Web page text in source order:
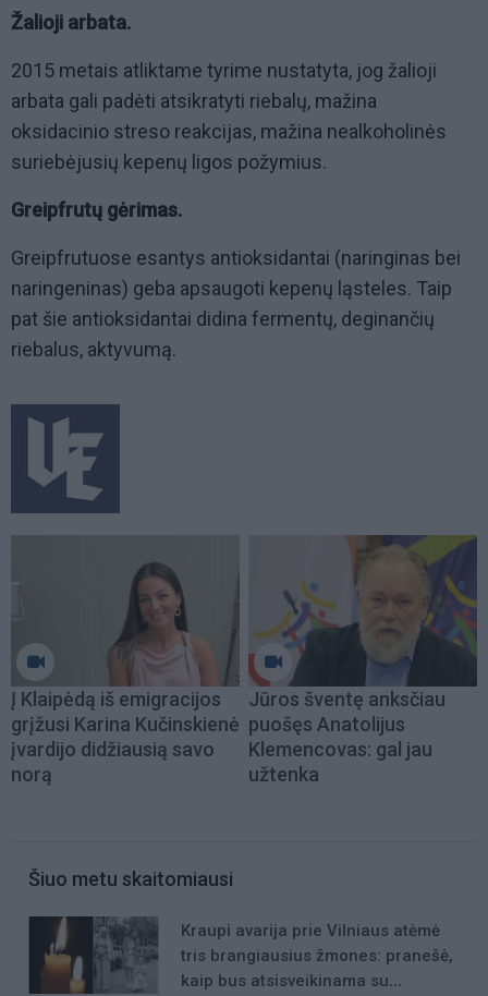
Žalioji arbata.
2015 metais atliktame tyrime nustatyta, jog žalioji
arbata gali padėti atsikratyti riebalų, mažina
oksidacinio streso reakcijas, mažina nealkoholinės
suriebėjusių kepenų ligos požymius.
Greipfrutų gėrimas.
Greipfrutuose esantys antioksidantai (naringinas bei
naringeninas) geba apsaugoti kepenų ląsteles. Taip
pat šie antioksidantai didina fermentų, deginančių
riebalus, aktyvumą.
Į Klaipėdą iš emigracijos
grįžusi Karina Kučinskienė
įvardijo didžiausią savo
norą
Jūros šventę anksčiau
puošęs Anatolijus
Klemencovas: gal jau
užtenka
Šiuo metu skaitomiausi
Kraupi avarija prie Vilniaus atėmė
tris brangiausius žmones: pranešė,
kaip bus atsisveikinama su